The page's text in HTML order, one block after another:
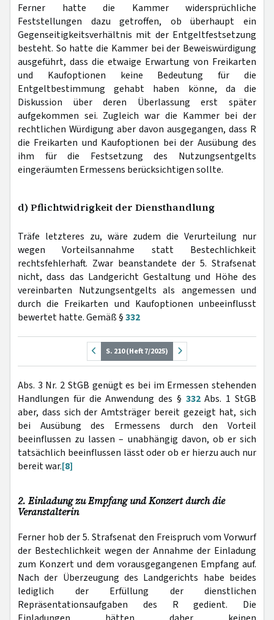
Ferner hatte die Kammer widersprüchliche
Feststellungen dazu getroffen, ob überhaupt ein
Gegenseitigkeitsverhältnis mit der Entgeltfestsetzung
besteht. So hatte die Kammer bei der Beweiswürdigung
ausgeführt, dass die etwaige Erwartung von Freikarten
und Kaufoptionen keine Bedeutung für die
Entgeltbestimmung gehabt haben könne, da die
Diskussion über deren Überlassung erst später
aufgekommen sei. Zugleich war die Kammer bei der
rechtlichen Würdigung aber davon ausgegangen, dass R
die Freikarten und Kaufoptionen bei der Ausübung des
ihm für die Festsetzung des Nutzungsentgelts
eingeräumten Ermessens berücksichtigen sollte.
d) Pflichtwidrigkeit der Diensthandlung
Träfe letzteres zu, wäre zudem die Verurteilung nur
wegen Vorteilsannahme statt Bestechlichkeit
rechtsfehlerhaft. Zwar beanstandete der 5. Strafsenat
nicht, dass das Landgericht Gestaltung und Höhe des
vereinbarten Nutzungsentgelts als angemessen und
durch die Freikarten und Kaufoptionen unbeeinflusst
bewertet hatte. Gemäß §332
S. 210 (Heft 7/2025)
Abs. 3 Nr. 2 StGB genügt es bei im Ermessen stehenden
Handlungen für die Anwendung des § 332Abs. 1 StGB
aber, dass sich der Amtsträger bereit gezeigt hat, sich
bei Ausübung des Ermessens durch den Vorteil
beeinflussen zu lassen – unabhängig davon, ob er sich
tatsächlich beeinflussen lässt oder ob er hierzu auch nur
bereit war.[8]
2. Einladung zu Empfang und Konzert durch die
Veranstalterin
Ferner hob der 5. Strafsenat den Freispruch vom Vorwurf
der Bestechlichkeit wegen der Annahme der Einladung
zum Konzert und dem vorausgegangenen Empfang auf.
Nach der Überzeugung des Landgerichts habe beides
lediglich der Erfüllung der dienstlichen
Repräsentationsaufgaben des R gedient. Die